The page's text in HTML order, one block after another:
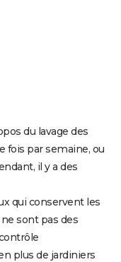
du lavage des
fois par semaine, ou
il y a des
qui conservent les
sont pas des
plus de jardiniers